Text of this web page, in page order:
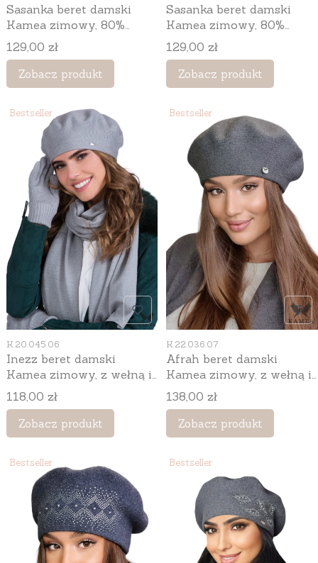
Sasanka beret damski
Kamea zimowy, 80%
wełny, rozmiar
uniwersalny 54–60 cm,
kolor brązowy
Cena
129,00 zł
Zobacz produkt
Sasanka beret damski
Kamea zimowy, 80%
wełny, rozmiar
uniwersalny 54–60 cm,
kolor khaki
Cena
129,00 zł
Zobacz produkt
Bestseller
Kod produktu
K.20.045.06
Inezz beret damski
Kamea zimowy, z wełną i
wiskozą, rozmiar
uniwersalny 54–60 cm,
kolor szary
Cena
118,00 zł
Zobacz produkt
Bestseller
Kod produktu
K.22.036.07
Afrah beret damski
Kamea zimowy, z wełną i
wiskozą, rozmiar
uniwersalny 54–60 cm,
kolor grafitowy
Cena
138,00 zł
Zobacz produkt
Bestseller Bestseller